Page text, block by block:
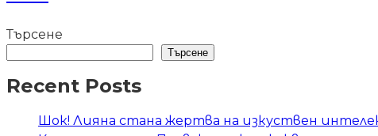
Търсене
Търсене
Recent Posts
Шок! Лияна стана жертва на изкуствен